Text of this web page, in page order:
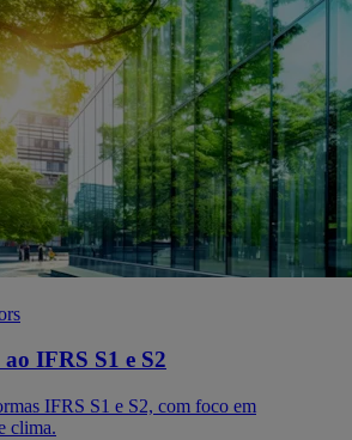
IFRS S1 e S2
IFRS S1 e S2, com foco em
clima.